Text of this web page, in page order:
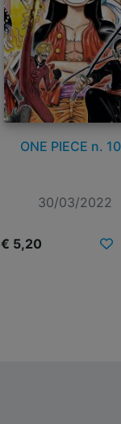
ONE PIECE n.
30/03/2022
€ 5,20